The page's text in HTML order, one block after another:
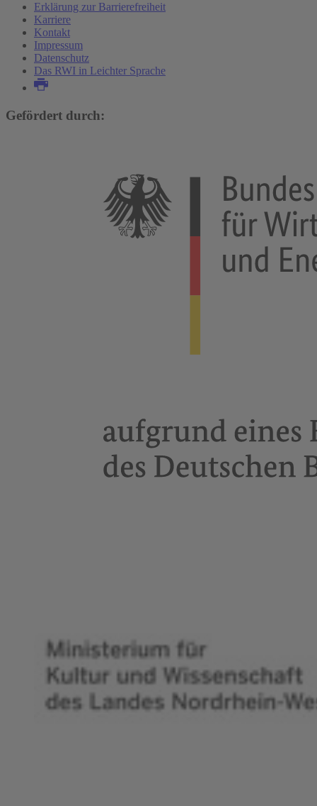
Erklärung zur Barrierefreiheit
Karriere
Kontakt
Impressum
Datenschutz
Das RWI in Leichter Sprache
Gefördert durch: